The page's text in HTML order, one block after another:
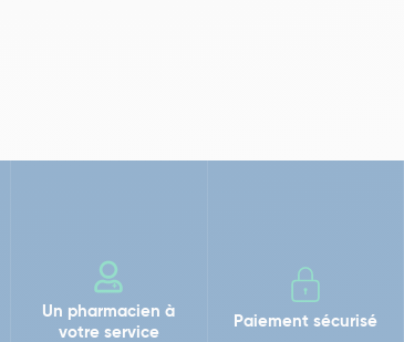
Un pharmacien à
votre service
Paiement sécurisé